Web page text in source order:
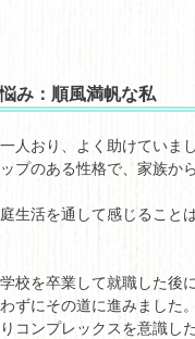
み：順風満帆な私
人おり、よく助けていまし
プのある性格で、家族か
生活を通して感じること
校を卒業して就職した後
ずにその道に進みました。
コンプレックスを意識し